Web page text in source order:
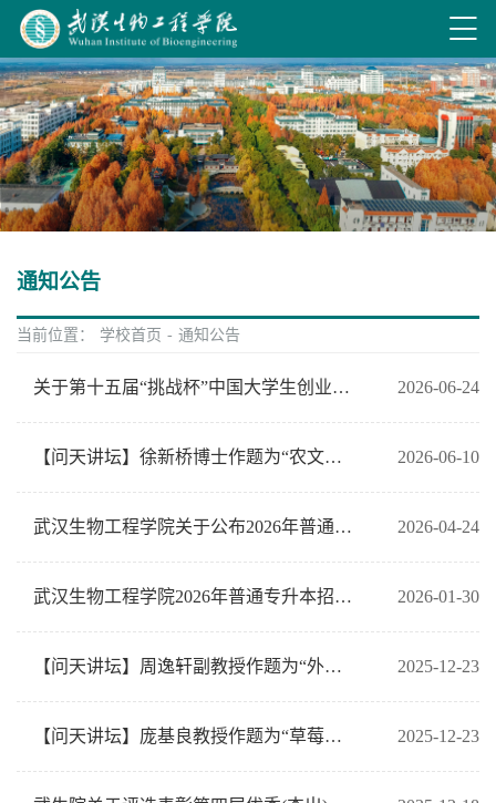
通知公告
当前位置： 学校首页 - 通知公告
2026-06-24
关于第十五届“挑战杯”中国大学生创业计划竞赛拟推报国赛项目的公示
2026-06-10
【问天讲坛】徐新桥博士作题为“农文旅融合发展理论与实践——学文农旅融合的武生院模式与中国方案”学术
2026-04-24
武汉生物工程学院关于公布2026年普通专升本考试成绩的通知
2026-01-30
武汉生物工程学院2026年普通专升本招生简章
2025-12-23
【问天讲坛】周逸轩副教授作题为“外语专业本科毕业论文质量管理的实践路径与保障机制”科研讲座预告
2025-12-23
【问天讲坛】庞基良教授作题为“草莓脱毒种苗的繁育及栽培技术”科研讲座预告